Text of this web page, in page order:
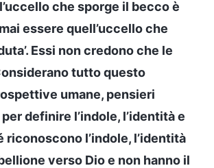
che sporge il becco è
essere quell’uccello che
Essi non credono che le
tutto questo
umane, pensieri
definire l’indole, l’identità e
l’indole, l’identità
verso Dio e non hanno il